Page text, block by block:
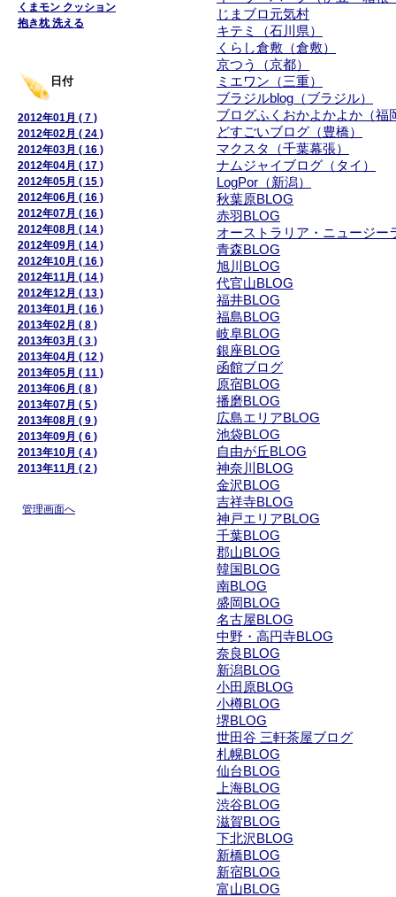
じまブロ元気村
キテミ（石川県）
くらし倉敷（倉敷）
京つう（京都）
ミエワン（三重）
ブラジルblog（ブラジル）
ブログふくおかよかよか（福
どすごいブログ（豊橋）
マクスタ（千葉幕張）
ナムジャイブログ（タイ）
LogPor（新潟）
秋葉原BLOG
赤羽BLOG
オーストラリア・ニュージー
青森BLOG
旭川BLOG
代官山BLOG
福井BLOG
福島BLOG
岐阜BLOG
銀座BLOG
函館ブログ
原宿BLOG
播磨BLOG
広島エリアBLOG
池袋BLOG
自由が丘BLOG
神奈川BLOG
金沢BLOG
吉祥寺BLOG
神戸エリアBLOG
千葉BLOG
郡山BLOG
韓国BLOG
南BLOG
盛岡BLOG
名古屋BLOG
中野・高円寺BLOG
奈良BLOG
新潟BLOG
小田原BLOG
小樽BLOG
堺BLOG
世田谷 三軒茶屋ブログ
札幌BLOG
仙台BLOG
上海BLOG
渋谷BLOG
滋賀BLOG
下北沢BLOG
新橋BLOG
新宿BLOG
富山BLOG
くまモン クッション
抱き枕 洗える
日付
2012年01月 ( 7 )
2012年02月 ( 24 )
2012年03月 ( 16 )
2012年04月 ( 17 )
2012年05月 ( 15 )
2012年06月 ( 16 )
2012年07月 ( 16 )
2012年08月 ( 14 )
2012年09月 ( 14 )
2012年10月 ( 16 )
2012年11月 ( 14 )
2012年12月 ( 13 )
2013年01月 ( 16 )
2013年02月 ( 8 )
2013年03月 ( 3 )
2013年04月 ( 12 )
2013年05月 ( 11 )
2013年06月 ( 8 )
2013年07月 ( 5 )
2013年08月 ( 9 )
2013年09月 ( 6 )
2013年10月 ( 4 )
2013年11月 ( 2 )
管理画面へ